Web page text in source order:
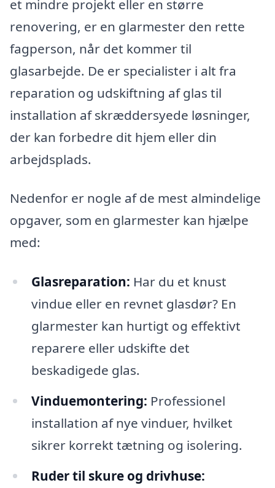
et mindre projekt eller en større
renovering, er en glarmester den rette
fagperson, når det kommer til
glasarbejde. De er specialister i alt fra
reparation og udskiftning af glas til
installation af skræddersyede løsninger,
der kan forbedre dit hjem eller din
arbejdsplads.
Nedenfor er nogle af de mest almindelige
opgaver, som en glarmester kan hjælpe
med:
Glasreparation: Har du et knust
vindue eller en revnet glasdør? En
glarmester kan hurtigt og effektivt
reparere eller udskifte det
beskadigede glas.
Vinduemontering: Professionel
installation af nye vinduer, hvilket
sikrer korrekt tætning og isolering.
Ruder til skure og drivhuse: